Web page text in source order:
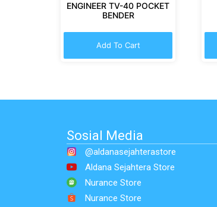
ENGINEER TV-40 POCKET
BENDER
Add To Cart
Sosial Media
@aldanasejahterastore
Aldana Sejahtera Store
Nurance Store
Nurance Store